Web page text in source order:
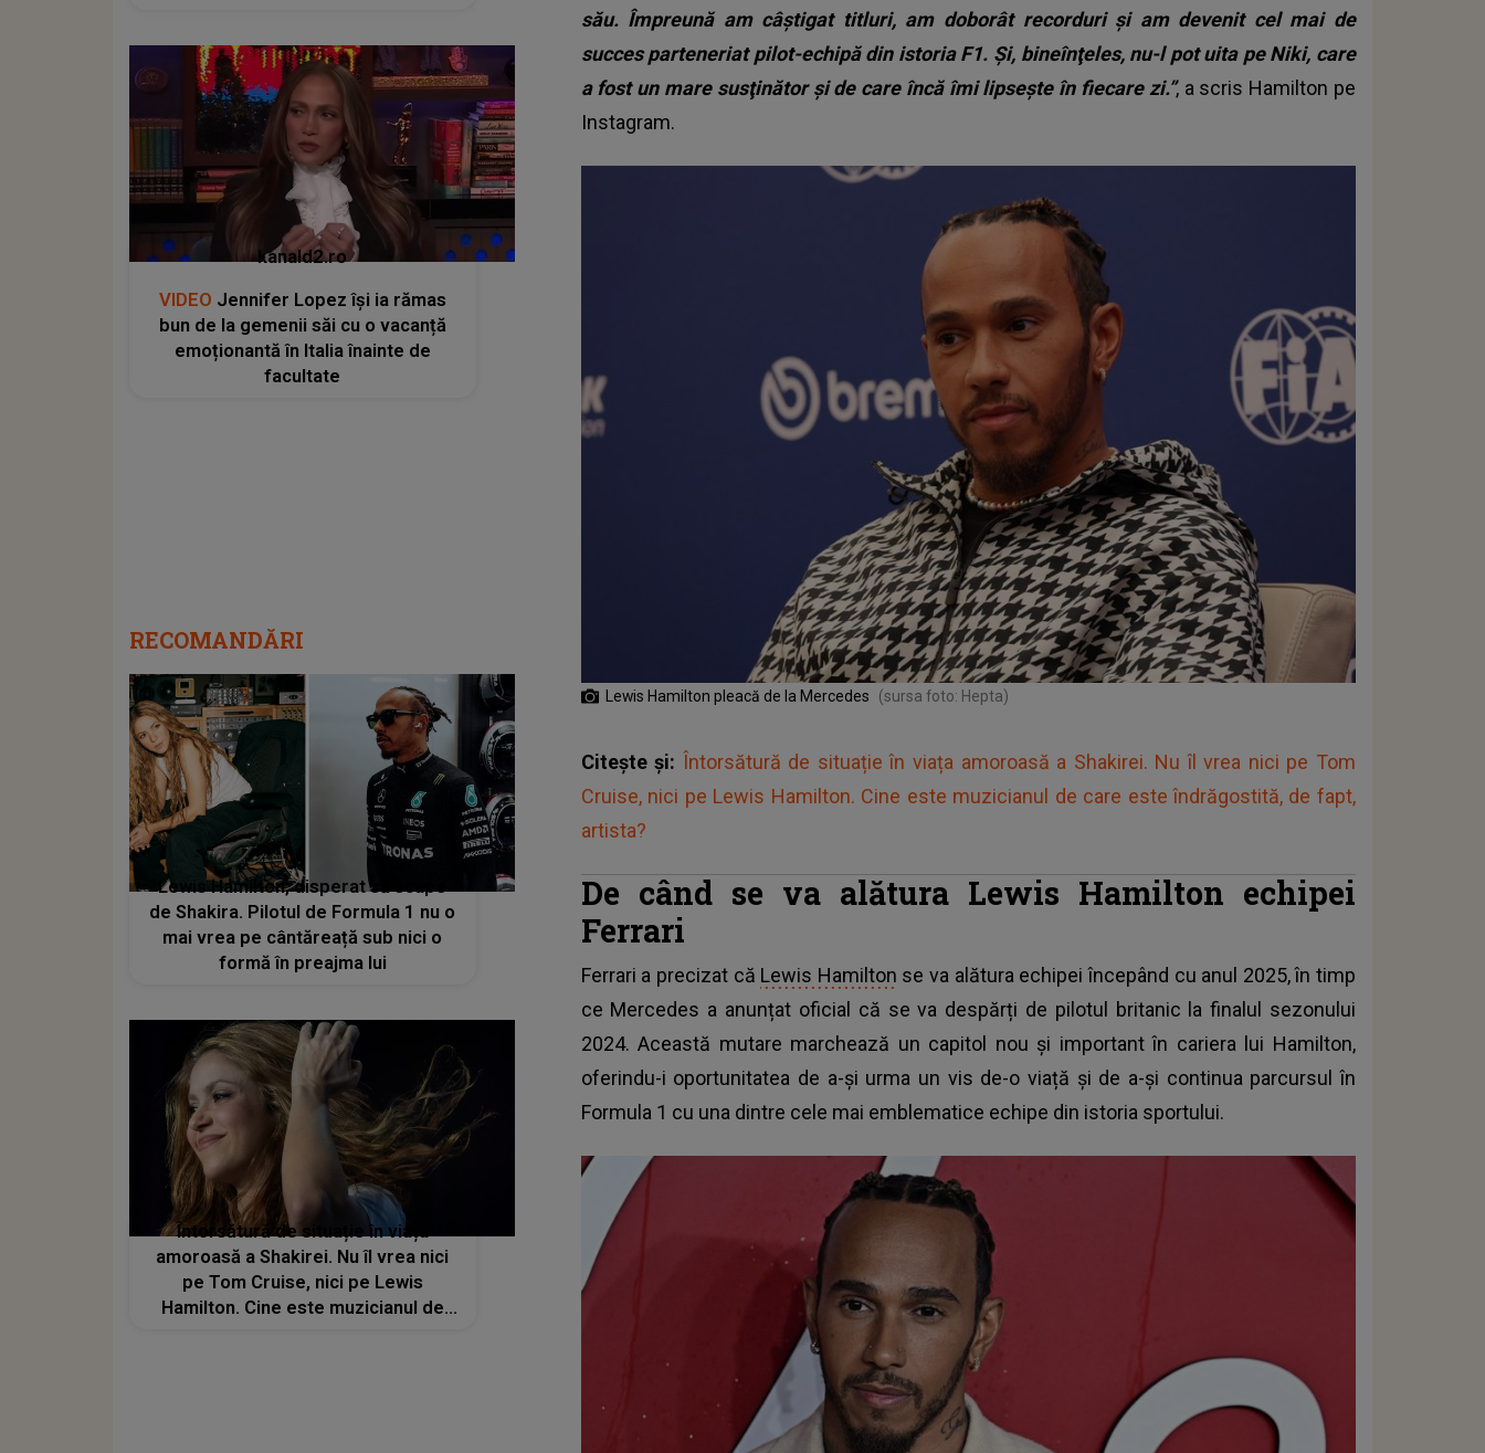
său. Împreună am câştigat titluri, am doborât recorduri şi am devenit cel mai de
succes parteneriat pilot-echipă din istoria F1. Şi, bineînţeles, nu-l pot uita pe Niki, care
a fost un mare susţinător şi de care încă îmi lipseşte în fiecare zi.”, a scris Hamilton pe
Instagram.
Lewis Hamilton pleacă de la Mercedes (sursa foto: Hepta)
Citește și: Întorsătură de situație în viața amoroasă a Shakirei. Nu îl vrea nici pe Tom
Cruise, nici pe Lewis Hamilton. Cine este muzicianul de care este îndrăgostită, de fapt,
artista?
De când se va alătura Lewis Hamilton echipei
Ferrari
Ferrari a precizat că Lewis Hamilton se va alătura echipei începând cu anul 2025, în timp
ce Mercedes a anunțat oficial că se va despărți de pilotul britanic la finalul sezonului
2024. Această mutare marchează un capitol nou și important în cariera lui Hamilton,
oferindu-i oportunitatea de a-și urma un vis de-o viață și de a-și continua parcursul în
Formula 1 cu una dintre cele mai emblematice echipe din istoria sportului.
kanald2.ro
VIDEO Jennifer Lopez își ia rămas
bun de la gemenii săi cu o vacanță
emoționantă în Italia înainte de
facultate
RECOMANDĂRI
Lewis Hamilton, disperat să scape
de Shakira. Pilotul de Formula 1 nu o
mai vrea pe cântăreață sub nici o
formă în preajma lui
Întorsătură de situație în viața
amoroasă a Shakirei. Nu îl vrea nici
pe Tom Cruise, nici pe Lewis
Hamilton. Cine este muzicianul de